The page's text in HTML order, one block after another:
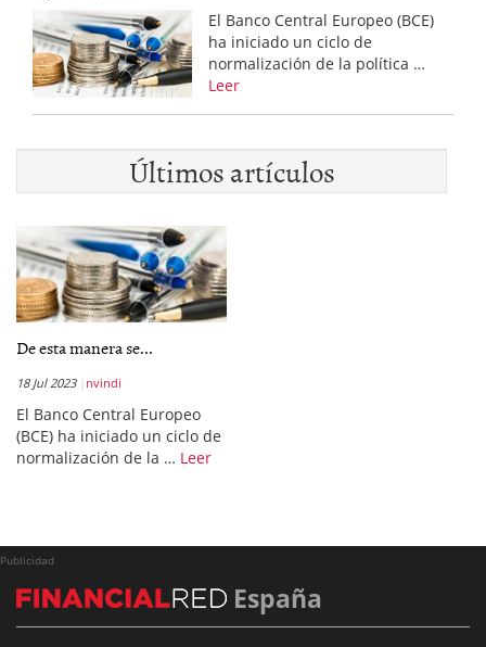
El Banco Central Europeo (BCE)
ha iniciado un ciclo de
normalización de la política …
Leer
Últimos artículos
De esta manera se...
18 Jul 2023 nvindi
El Banco Central Europeo
(BCE) ha iniciado un ciclo de
normalización de la … Leer
Publicidad
España